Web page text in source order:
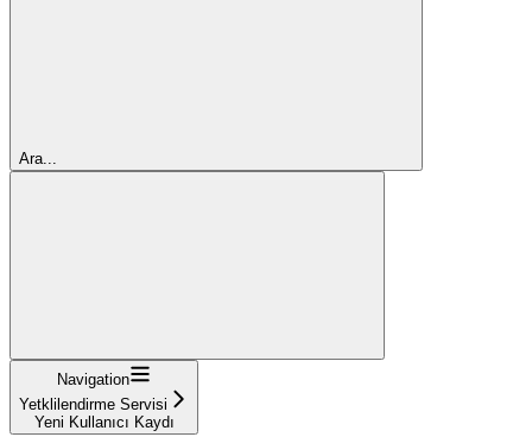
Ara...
Navigation
Yetklilendirme Servisi
Yeni Kullanıcı Kaydı